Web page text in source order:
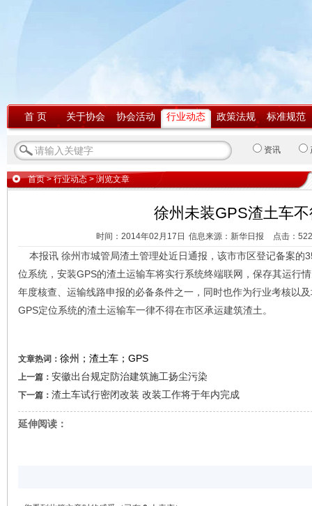
首 页 关于协会 协会活动 行业动态 政策法规 标准规范
资讯
首页>行业动态 > 浏览文章
徐州未装GPS渣土车
时间：2014年02月17日 信息来源：新华日报 点击：
本报讯 徐州市城管局渣土管理处近日通报，该市市区登记备案的
位系统，安装GPS的渣土运输车将实行系统终端联网，保存其运行
年度核查、运输线路申报的必备条件之一，同时也作为行业考核以
GPS定位系统的渣土运输车一律不得在市区承运建筑渣土。
文章热词： 徐州；渣土车；GPS
上一篇： 安徽出台规定防治建筑施工扬尘污染
下一篇： 渣土车试行密闭改装 改装工作将于年内完成
延伸阅读：